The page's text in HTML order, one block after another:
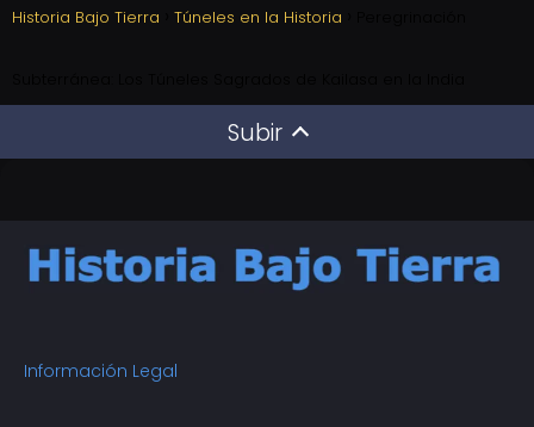
Historia Bajo Tierra Túneles en la Historia
Subir
Información Legal